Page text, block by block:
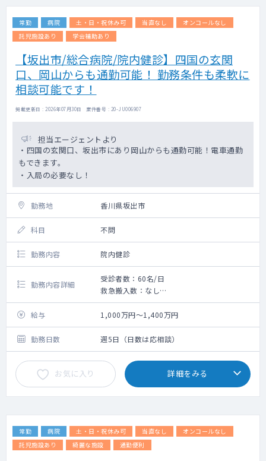
常勤 病院 土・日・祝休み可 当直なし
オンコールなし
託児施設あり
学会補助あり
【坂出市/総合病院/院内健診】四国の玄関
口、岡山からも通勤可能！ 勤務条件も柔軟に
相談可能です！
掲載更新日 : 2026年07月30日 案件番号 : 20-JU006907
担当エージェントより
・四国の玄関口、坂出市にあり岡山からも通勤可能！電車通勤
もできます。
・入局の必要なし！
勤務地 香川県坂出市
科目 不問
勤務内容 院内健診
勤務内容詳細
受診者数：60名/日
救急搬入数：なし
手術数：なし
総合病院の中にある健診センターでの勤務で
す。
基本的に、2診体制にて健診・ドックの診察、
読影、結果説明等を行って頂きます。
給与 1,000万円～1,400万円
勤務日数 週5日（日数は応相談）
お気に入り 詳細をみる
常勤 病院 土・日・祝休み可 当直なし
オンコールなし
託児施設あり
綺麗な施設 通勤便利